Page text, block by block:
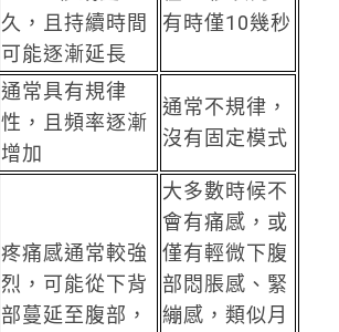
久，且持續時間
可能逐漸延長
有時僅10幾秒
通常具有規律
性，且頻率逐漸
增加
通常不規律，
沒有固定模式
疼痛感通常較強
烈，可能從下背
部蔓延至腹部，
大多數時候不
會有痛感，或
僅有輕微下腹
部悶脹感、緊
繃感，類似月